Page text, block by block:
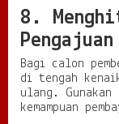
8.
Bagi calon
di tengah
ulang.
kemampuan